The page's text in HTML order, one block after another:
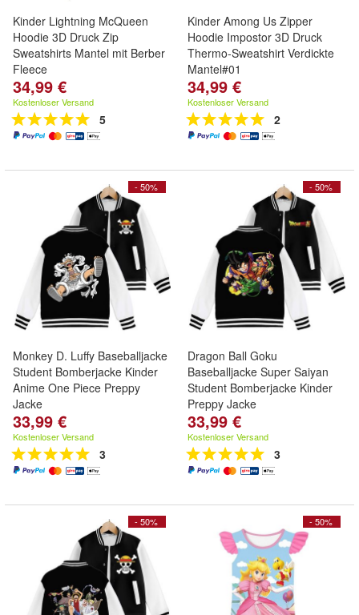
Kinder Lightning McQueen
Hoodie 3D Druck Zip
Sweatshirts Mantel mit Berber
Fleece
34,99 €
Kostenloser Versand
5
Kinder Among Us Zipper
Hoodie Impostor 3D Druck
Thermo-Sweatshirt Verdickte
Mantel#01
34,99 €
Kostenloser Versand
2
- 50%
Monkey D. Luffy Baseballjacke
Student Bomberjacke Kinder
Anime One Piece Preppy
Jacke
33,99 €
Kostenloser Versand
3
- 50%
Dragon Ball Goku
Baseballjacke Super Saiyan
Student Bomberjacke Kinder
Preppy Jacke
33,99 €
Kostenloser Versand
3
- 50% - 50%